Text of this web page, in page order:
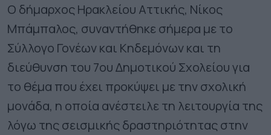
Ο δήμαρχος Ηρακλείου Αττικής, Νίκος
Μπάμπαλος, συναντήθηκε σήμερα με το
Σύλλογο Γονέων και Κηδεμόνων και τη
διεύθυνση του 7ου Δημοτικού Σχολείου για
το θέμα που έχει προκύψει με την σχολική
μονάδα, η οποία ανέστειλε τη λειτουργία της
λόγω της σεισμικής δραστηριότητας στην